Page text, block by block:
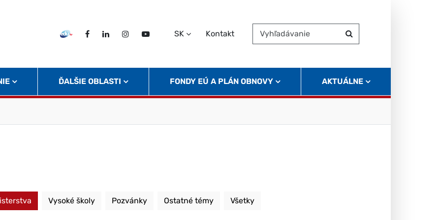
EDU TVFacebookLinkedInInstagram
Twitter
SK Kontakt
Vyhľadávanie
Hľadať
ĎALŠIE OBLASTI FONDY EÚ A PLÁN OBNOVY AKTUÁLNE
Vysoké školy Pozvánky Ostatné témy Všetky